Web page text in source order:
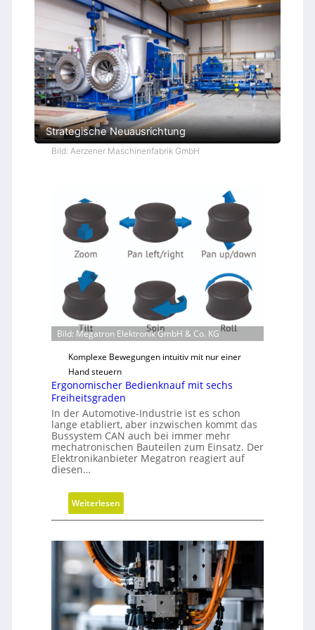
Strategische Neuausrichtung
Bild: Aerzener Maschinenfabrik GmbH
Bild: Megatron Elektronik GmbH & Co. KG
Komplexe Bewegungen intuitiv mit nur einer
Hand steuern
Ergonomischer Bedienknauf mit sechs
Freiheitsgraden
In der Automotive-Industrie ist es schon
lange etabliert, aber inzwischen kommt das
Bussystem CAN auch bei immer mehr
mechatronischen Bauteilen zum Einsatz. Der
Elektronikanbieter Megatron reagiert auf
diesen…
Weiterlesen:
E
o
n
o
m